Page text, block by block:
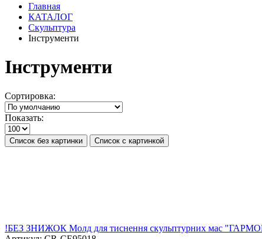
Главная
КАТАЛОГ
Скульптура
Інструменти
Інструменти
Сортировка:
Показать:
Список без картинки Список с картинкой
!БЕЗ ЗНИЖОК Молд для тиснення скульптурних мас